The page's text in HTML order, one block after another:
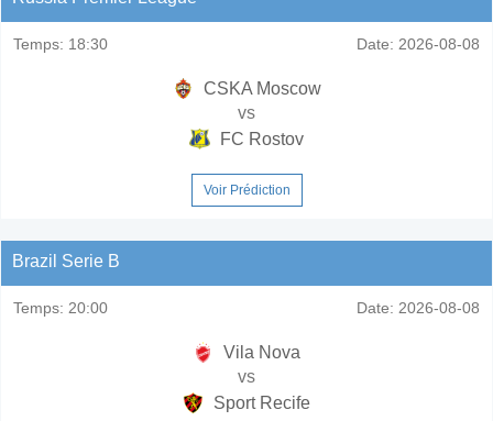
Temps: 18:30 Date: 2026-08-08
CSKA Moscow
vs
FC Rostov
Voir Prédiction
Brazil Serie B
Temps: 20:00 Date: 2026-08-08
Vila Nova
vs
Sport Recife